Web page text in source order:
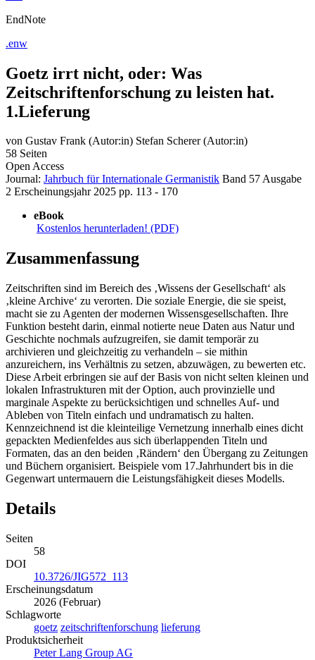
EndNote
.enw
Goetz irrt nicht, oder: Was
Zeitschriftenforschung zu leisten hat.
1.Lieferung
von Gustav Frank (Autor:in) Stefan Scherer (Autor:in)
58 Seiten
Open Access
Journal: Jahrbuch für Internationale Germanistik Band 57Ausgabe
2 Erscheinungsjahr 2025 pp. 113 - 170
eBook
Kostenlos herunterladen! (PDF)
Zusammenfassung
Zeitschriften sind im Bereich des ‚Wissens der Gesellschaft‘ als
‚kleine Archive‘ zu verorten. Die soziale Energie, die sie speist,
macht sie zu Agenten der modernen Wissensgesellschaften. Ihre
Funktion besteht darin, einmal notierte neue Daten aus Natur und
Geschichte nochmals aufzugreifen, sie damit temporär zu
archivieren und gleichzeitig zu verhandeln – sie mithin
anzureichern, ins Verhältnis zu setzen, abzuwägen, zu bewerten etc.
Diese Arbeit erbringen sie auf der Basis von nicht selten kleinen und
lokalen Infrastrukturen mit der Option, auch provinzielle und
marginale Aspekte zu berücksichtigen und schnelles Auf- und
Ableben von Titeln einfach und undramatisch zu halten.
Kennzeichnend ist die kleinteilige Vernetzung innerhalb eines dicht
gepackten Medienfeldes aus sich überlappenden Titeln und
Formaten, das an den beiden ‚Rändern‘ den Übergang zu Zeitungen
und Büchern organisiert. Beispiele vom 17.Jahrhundert bis in die
Gegenwart untermauern die Leistungsfähigkeit dieses Modells.
Details
Seiten
58
DOI
10.3726/JIG572_113
Erscheinungsdatum
2026 (Februar)
Schlagworte
goetz zeitschriftenforschung lieferung
Produktsicherheit
Peter Lang Group AG